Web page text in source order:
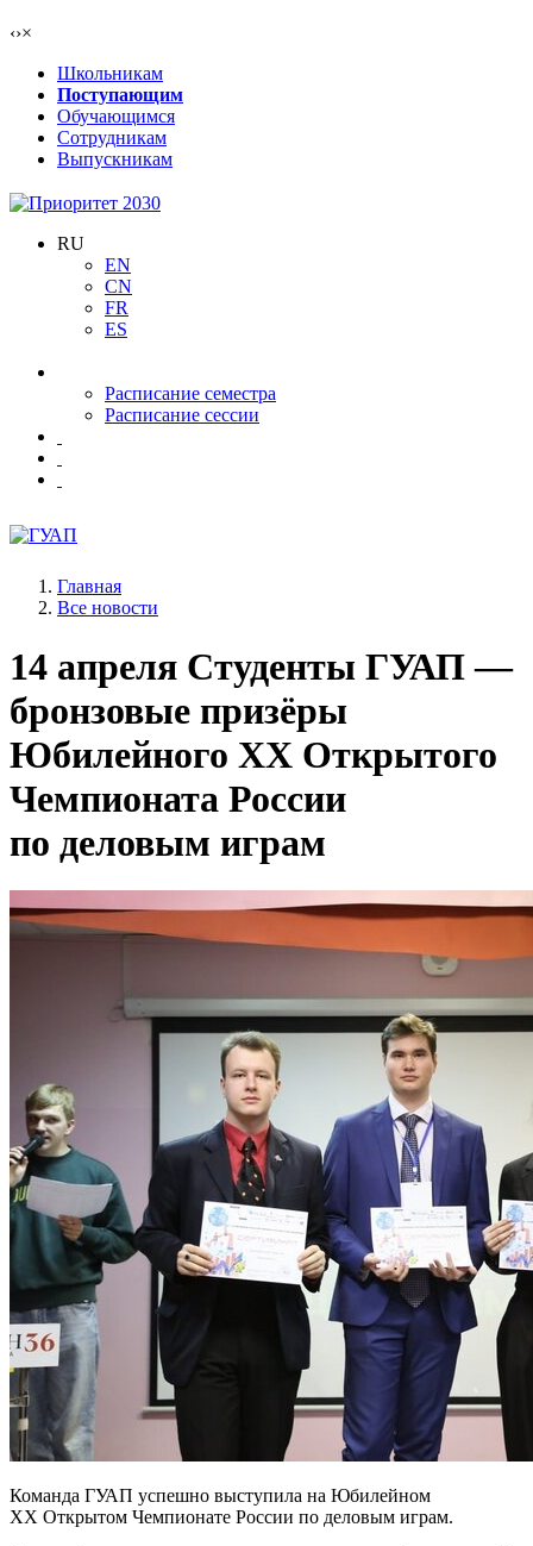
‹›×
Школьникам
Поступающим
Обучающимся
Сотрудникам
Выпускникам
RU
EN
CN
FR
ES
Расписание семестра
Расписание сессии
Главная
Все новости
14 апреля Студенты ГУАП —
бронзовые призёры
Юбилейного XX Открытого
Чемпионата России
по деловым играм
Команда ГУАП успешно выступила на Юбилейном
XX Открытом Чемпионате России по деловым играм.